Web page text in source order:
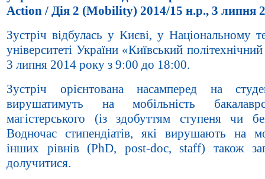
Action / Дія 2 (Mobility) 2014/15 н.р., 3 липня
Зустріч відбулась у Києві, у Національному
університеті України «Київський
3 липня 2014 року з 9:00 до 18:00.
Зустріч орієнтована насамперед на
вирушатимуть на мобільність
магістерського (із здобуттям ступеня чи
Водночас стипендіатів, які вирушають на
інших рівнів (PhD, post-doc, staff) також
долучитися.